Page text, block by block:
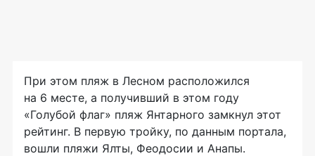
При этом пляж в Лесном расположился
на 6 месте, а получивший в этом году
«Голубой флаг» пляж Янтарного замкнул этот
рейтинг. В первую тройку, по данным портала,
вошли пляжи Ялты, Феодосии и Анапы.